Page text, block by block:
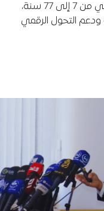
الجزائر تطلق برنامج “77.7” للتمكين الرقمي من 7 إلى 77 سنة،
ودعم التحول الرقمي